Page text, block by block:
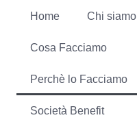
Home Chi siamo
Cosa Facciamo
Perchè lo Facciamo
Società Benefit